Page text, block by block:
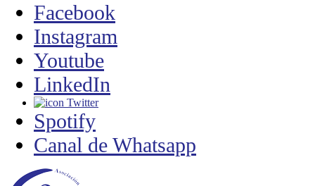
Facebook
Instagram
Youtube
LinkedIn
Twitter
Spotify
Canal de Whatsapp